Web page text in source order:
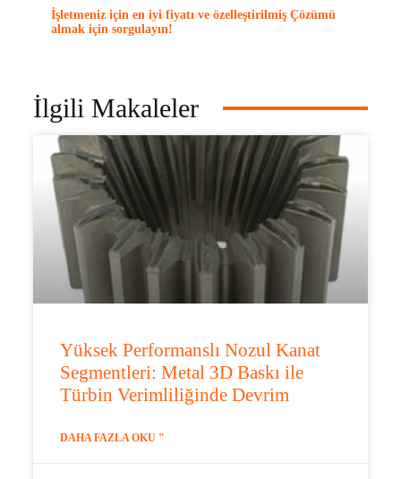
İşletmeniz için en iyi fiyatı ve özelleştirilmiş Çözümü
almak için sorgulayın!
İlgili Makaleler
Yüksek Performanslı Nozul Kanat
Segmentleri: Metal 3D Baskı ile
Türbin Verimliliğinde Devrim
DAHA FAZLA OKU "